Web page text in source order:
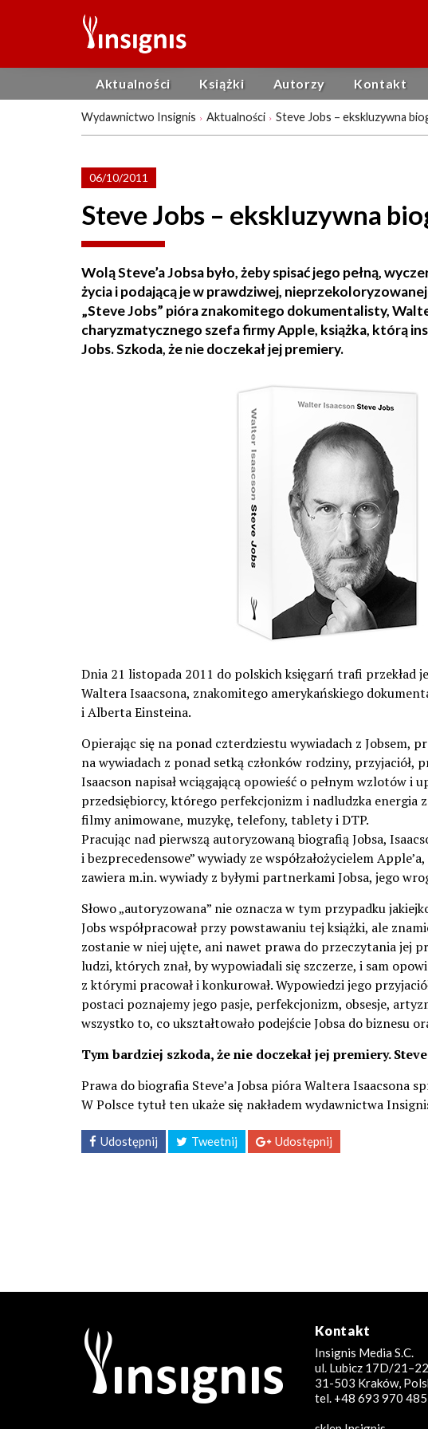
Aktualności Książki Autorzy Kontakt
Wydawnictwo Insignis Aktualności Steve Jobs – ekskluzywna
06/10/2011
Steve Jobs – ekskluzywna
Wolą Steve’a Jobsa było, żeby spisać jego pełną,
życia i podającą je w prawdziwej,
„Steve Jobs” pióra znakomitego dokumentalisty,
charyzmatycznego szefa firmy Apple, książka, którą
Jobs. Szkoda, że nie doczekał jej premiery.
Dnia 21 listopada 2011 do polskich księgarń trafi przekład
Waltera Isaacsona, znakomitego amerykańskiego
i Alberta Einsteina.
Opierając się na ponad czterdziestu wywiadach z Jobsem,
na wywiadach z ponad setką członków rodziny,
Isaacson napisał wciągającą opowieść o pełnym wzlotów i
przedsiębiorcy, którego perfekcjonizm i nadludzka energia
filmy animowane, muzykę, telefony, tablety i DTP.
Pracując nad pierwszą autoryzowaną biografią Jobsa,
i bezprecedensowe” wywiady ze współzałożycielem
zawiera m.in. wywiady z byłymi partnerkami Jobsa, jego
Słowo „autoryzowana” nie oznacza w tym przypadku
Jobs współpracował przy powstawaniu tej książki, ale
zostanie w niej ujęte, ani nawet prawa do przeczytania jej
ludzi, których znał, by wypowiadali się szczerze, i sam
z którymi pracował i konkurował. Wypowiedzi jego
postaci poznajemy jego pasje, perfekcjonizm, obsesje,
wszystko to, co ukształtowało podejście Jobsa do biznesu
Tym bardziej szkoda, że nie doczekał jej premiery.
Prawa do biografia Steve’a Jobsa pióra Waltera Isaacsona
W Polsce tytuł ten ukaże się nakładem wydawnictwa
Udostępnij Tweetnij Udostępnij
Kontakt
Insignis Media S.C.
ul. Lubicz 17D/21–22
31-503 Kraków,
tel. +48 693 970 485